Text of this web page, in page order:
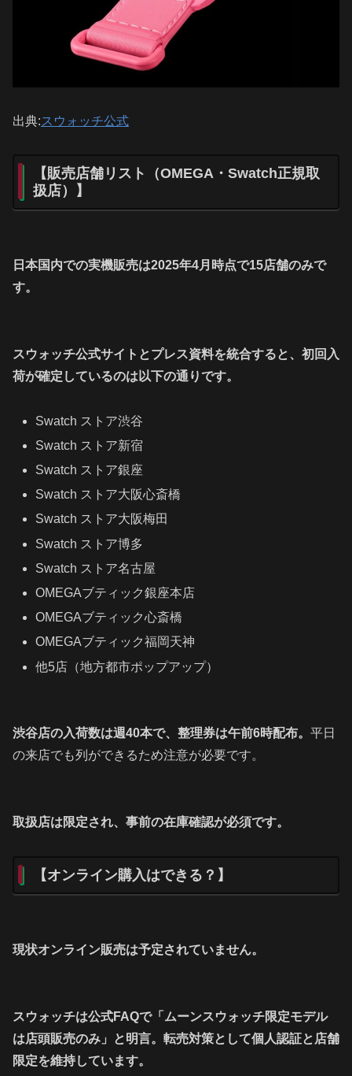
出典:スウォッチ公式
【販売店舗リスト（OMEGA・Swatch正規取
扱店）】
日本国内での実機販売は2025年4月時点で15店舗のみで
す。
スウォッチ公式サイトとプレス資料を統合すると、初回入
荷が確定しているのは以下の通りです。
Swatch ストア渋谷
Swatch ストア新宿
Swatch ストア銀座
Swatch ストア大阪心斎橋
Swatch ストア大阪梅田
Swatch ストア博多
Swatch ストア名古屋
OMEGAブティック銀座本店
OMEGAブティック心斎橋
OMEGAブティック福岡天神
他5店（地方都市ポップアップ）
渋谷店の入荷数は週40本で、整理券は午前6時配布。 平日
の来店でも列ができるため注意が必要です。
取扱店は限定され、事前の在庫確認が必須です。
【オンライン購入はできる？】
現状オンライン販売は予定されていません。
スウォッチは公式FAQで「ムーンスウォッチ限定モデル
は店頭販売のみ」と明言。転売対策として個人認証と店舗
限定を維持しています。